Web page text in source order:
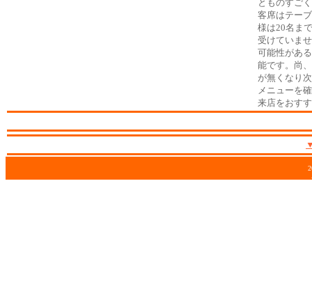
とものすご
客席はテー
様は20名ま
受けていま
可能性があ
能です。尚
が無くなり
メニューを
来店をおす